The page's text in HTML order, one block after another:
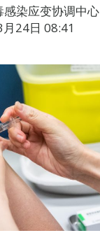
感染应变协调中心
24日 08:41